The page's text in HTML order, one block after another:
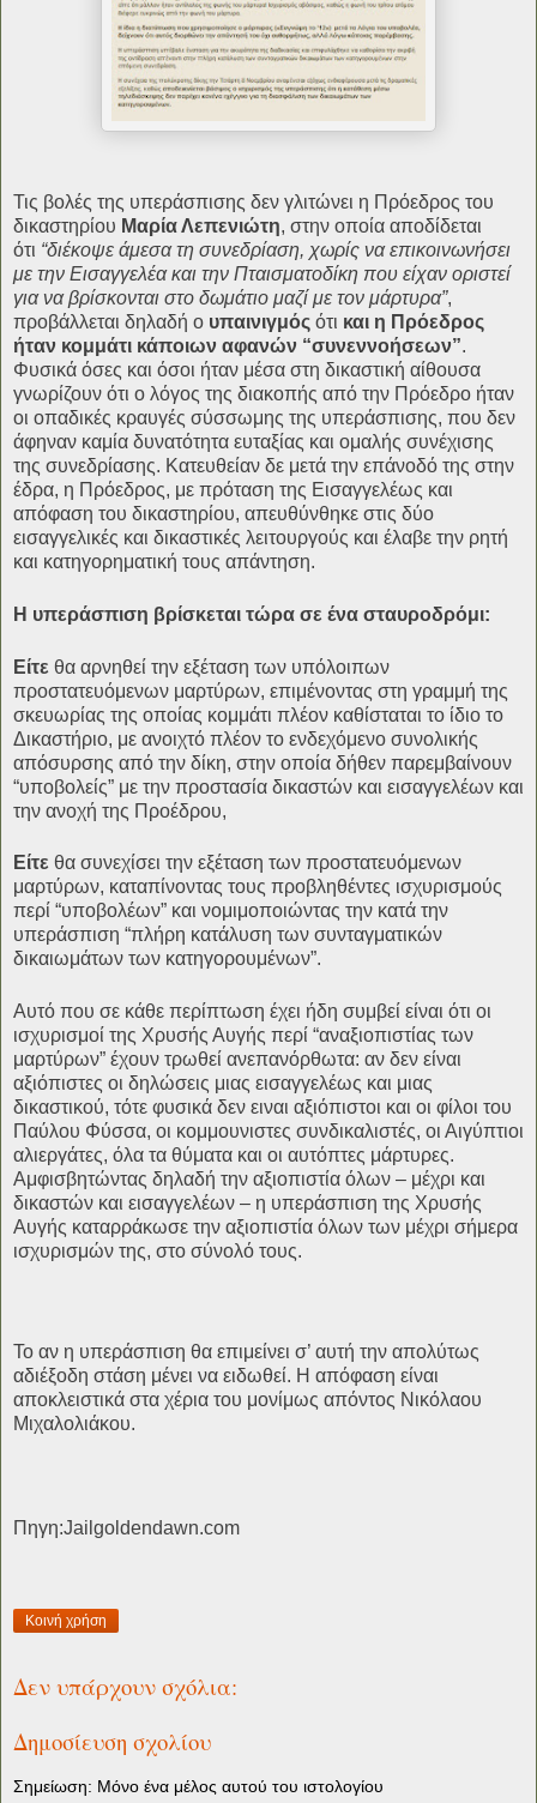
Τις βολές της υπεράσπισης δεν γλιτώνει η Πρόεδρος του
δικαστηρίου Μαρία Λεπενιώτη, στην οποία αποδίδεται
ότι “διέκοψε άμεσα τη συνεδρίαση, χωρίς να επικοινωνήσει
με την Εισαγγελέα και την Πταισματοδίκη που είχαν οριστεί
για να βρίσκονται στο δωμάτιο μαζί με τον μάρτυρα”,
προβάλλεται δηλαδή ο υπαινιγμός ότι και η Πρόεδρος
ήταν κομμάτι κάποιων αφανών “συνεννοήσεων”.
Φυσικά όσες και όσοι ήταν μέσα στη δικαστική αίθουσα
γνωρίζουν ότι ο λόγος της διακοπής από την Πρόεδρο ήταν
οι οπαδικές κραυγές σύσσωμης της υπεράσπισης, που δεν
άφηναν καμία δυνατότητα ευταξίας και ομαλής συνέχισης
της συνεδρίασης. Κατευθείαν δε μετά την επάνοδό της στην
έδρα, η Πρόεδρος, με πρόταση της Εισαγγελέως και
απόφαση του δικαστηρίου, απευθύνθηκε στις δύο
εισαγγελικές και δικαστικές λειτουργούς και έλαβε την ρητή
και κατηγορηματική τους απάντηση.
Η υπεράσπιση βρίσκεται τώρα σε ένα σταυροδρόμι:
Είτε θα αρνηθεί την εξέταση των υπόλοιπων
προστατευόμενων μαρτύρων, επιμένοντας στη γραμμή της
σκευωρίας της οποίας κομμάτι πλέον καθίσταται το ίδιο το
Δικαστήριο, με ανοιχτό πλέον το ενδεχόμενο συνολικής
απόσυρσης από την δίκη, στην οποία δήθεν παρεμβαίνουν
“υποβολείς” με την προστασία δικαστών και εισαγγελέων και
την ανοχή της Προέδρου,
Είτε θα συνεχίσει την εξέταση των προστατευόμενων
μαρτύρων, καταπίνοντας τους προβληθέντες ισχυρισμούς
περί “υποβολέων” και νομιμοποιώντας την κατά την
υπεράσπιση “πλήρη κατάλυση των συνταγματικών
δικαιωμάτων των κατηγορουμένων”.
Αυτό που σε κάθε περίπτωση έχει ήδη συμβεί είναι ότι οι
ισχυρισμοί της Χρυσής Αυγής περί “αναξιοπιστίας των
μαρτύρων” έχουν τρωθεί ανεπανόρθωτα: αν δεν είναι
αξιόπιστες οι δηλώσεις μιας εισαγγελέως και μιας
δικαστικού, τότε φυσικά δεν ειναι αξιόπιστοι και οι φίλοι του
Παύλου Φύσσα, οι κομμουνιστες συνδικαλιστές, οι Αιγύπτιοι
αλιεργάτες, όλα τα θύματα και οι αυτόπτες μάρτυρες.
Αμφισβητώντας δηλαδή την αξιοπιστία όλων – μέχρι και
δικαστών και εισαγγελέων – η υπεράσπιση της Χρυσής
Αυγής καταρράκωσε την αξιοπιστία όλων των μέχρι σήμερα
ισχυρισμών της, στο σύνολό τους.
Το αν η υπεράσπιση θα επιμείνει σ’ αυτή την απολύτως
αδιέξοδη στάση μένει να ειδωθεί. Η απόφαση είναι
αποκλειστικά στα χέρια του μονίμως απόντος Νικόλαου
Μιχαλολιάκου.
Πηγη:Jailgoldendawn.com
Κοινή χρήση
Δεν υπάρχουν σχόλια:
Δημοσίευση σχολίου
Σημείωση: Μόνο ένα μέλος αυτού του ιστολογίου